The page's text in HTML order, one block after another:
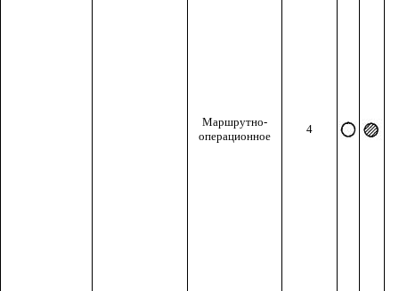
Маршрутно-
операционное
4